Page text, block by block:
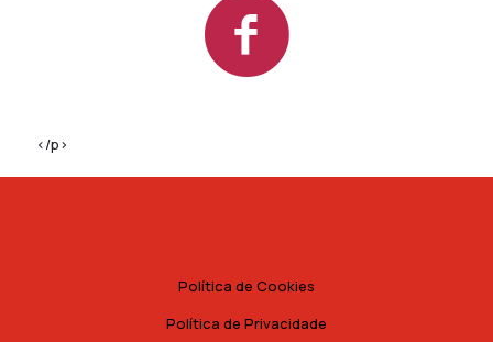
</p>
Política de Cookies
Política de Privacidade